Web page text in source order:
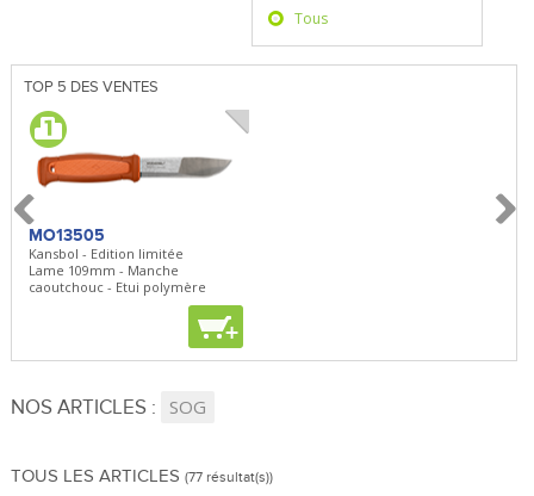
Tous
TOP 5 DES VENTES
MO13505
Kansbol - Edition limitée
Lame 109mm - Manche
caoutchouc - Etui polymère
+
NOS ARTICLES : SOG
TOUS LES ARTICLES (77 résultat(s))